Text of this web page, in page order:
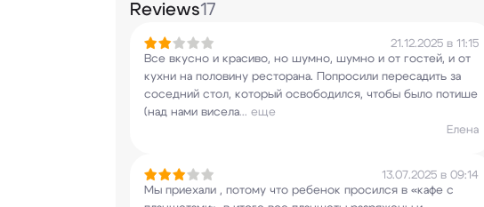
Reviews17
21.12.2025 в 11:15
Все вкусно и красиво, но шумно, шумно и от гостей, и от
кухни на половину ресторана. Попросили пересадить за
соседний стол, который освободился, чтобы было потише
(над нами висела... еще
Елена
13.07.2025 в 09:14
Мы приехали , потому что ребенок просился в «кафе с